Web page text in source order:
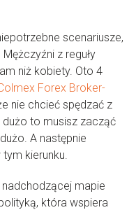
scenariusze,
z reguły
niż kobiety. Oto 4
Forex Broker-
nie chcieć spędzać z
to musisz zacząć
A następnie
kierunku.
nadchodzącej mapie
która wspiera